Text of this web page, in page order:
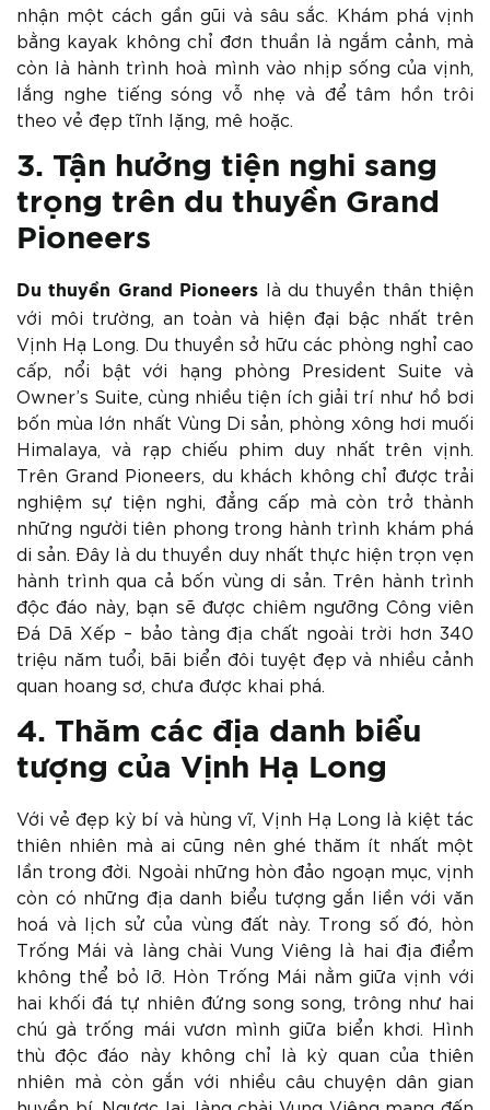
nhận một cách gần gũi và sâu sắc. Khám phá vịnh
bằng kayak không chỉ đơn thuần là ngắm cảnh, mà
còn là hành trình hoà mình vào nhịp sống của vịnh,
lắng nghe tiếng sóng vỗ nhẹ và để tâm hồn trôi
theo vẻ đẹp tĩnh lặng, mê hoặc.
3. Tận hưởng tiện nghi sang
trọng trên du thuyền Grand
Pioneers
Du thuyền Grand Pioneers là du thuyền thân thiện
với môi trường, an toàn và hiện đại bậc nhất trên
Vịnh Hạ Long. Du thuyền sở hữu các phòng nghỉ cao
cấp, nổi bật với hạng phòng President Suite và
Owner’s Suite, cùng nhiều tiện ích giải trí như hồ bơi
bốn mùa lớn nhất Vùng Di sản, phòng xông hơi muối
Himalaya, và rạp chiếu phim duy nhất trên vịnh.
Trên Grand Pioneers, du khách không chỉ được trải
nghiệm sự tiện nghi, đẳng cấp mà còn trở thành
những người tiên phong trong hành trình khám phá
di sản. Đây là du thuyền duy nhất thực hiện trọn vẹn
hành trình qua cả bốn vùng di sản. Trên hành trình
độc đáo này, bạn sẽ được chiêm ngưỡng Công viên
Đá Dã Xếp – bảo tàng địa chất ngoài trời hơn 340
triệu năm tuổi, bãi biển đôi tuyệt đẹp và nhiều cảnh
quan hoang sơ, chưa được khai phá.
4. Thăm các địa danh biểu
tượng của Vịnh Hạ Long
Với vẻ đẹp kỳ bí và hùng vĩ, Vịnh Hạ Long là kiệt tác
thiên nhiên mà ai cũng nên ghé thăm ít nhất một
lần trong đời. Ngoài những hòn đảo ngoạn mục, vịnh
còn có những địa danh biểu tượng gắn liền với văn
hoá và lịch sử của vùng đất này. Trong số đó, hòn
Trống Mái và làng chài Vung Viêng là hai địa điểm
không thể bỏ lỡ. Hòn Trống Mái nằm giữa vịnh với
hai khối đá tự nhiên đứng song song, trông như hai
chú gà trống mái vươn mình giữa biển khơi. Hình
thù độc đáo này không chỉ là kỳ quan của thiên
nhiên mà còn gắn với nhiều câu chuyện dân gian